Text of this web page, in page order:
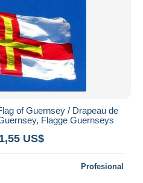
of Guernsey / Drapeau de
Flagge Guernseys
US$
Profesional